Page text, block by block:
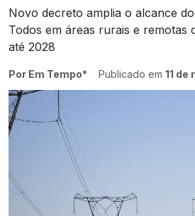
Novo decreto amplia o alcance
Todos em áreas rurais e remotas
até 2028
Por Em Tempo* Publicado em 11 de